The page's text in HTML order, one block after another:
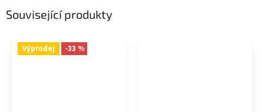
Související produkty
Výprodej -33 %